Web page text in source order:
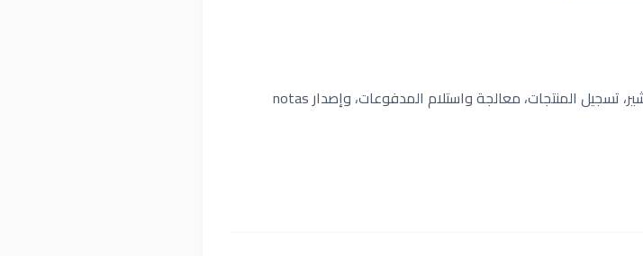
فتح وإغلاق صندوق الدفع، خدمة العملاء، تشغيل الكاشير، تسجيل المنتجات، معالجة واستلام المدفوعات، وإصدار notas